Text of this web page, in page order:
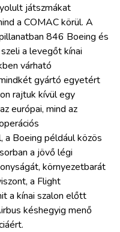
játszmákat
a COMAC körül. A
846 Boeing és
a levegőt kínai
várható
gyártó egyetért
rajtuk kívül egy
európai, mind az
a Boeing például közös
a jövő légi
környezetbarát
a Flight
a kínai szalon előtt
késhegyig menő